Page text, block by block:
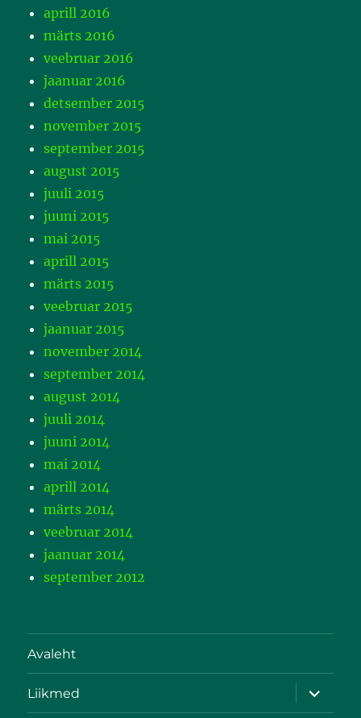
aprill 2016
märts 2016
veebruar 2016
jaanuar 2016
detsember 2015
november 2015
september 2015
august 2015
juuli 2015
juuni 2015
mai 2015
aprill 2015
märts 2015
veebruar 2015
jaanuar 2015
november 2014
september 2014
august 2014
juuli 2014
juuni 2014
mai 2014
aprill 2014
märts 2014
veebruar 2014
jaanuar 2014
september 2012
Avaleht
Liikmed